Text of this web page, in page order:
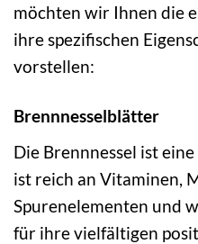
möchten wir Ihnen die
ihre spezifischen
vorstellen:
Brennnesselblätter
Die Brennnessel ist
ist reich an Vitaminen,
Spurenelementen und
für ihre vielfältigen